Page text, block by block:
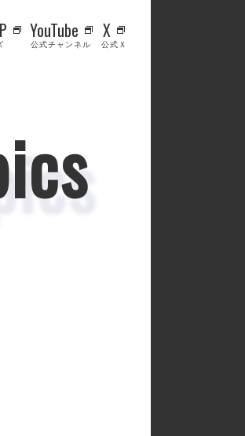
YouTube
公式チャンネル
X
公式Ｘ